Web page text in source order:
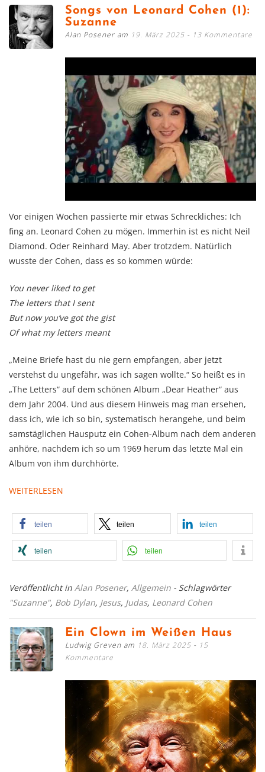
Songs von Leonard Cohen (1):
Suzanne
Alan Posener am 19. März 2025 13 Kommentare
Vor einigen Wochen passierte mir etwas Schreckliches: Ich
fing an. Leonard Cohen zu mögen. Immerhin ist es nicht Neil
Diamond. Oder Reinhard May. Aber trotzdem. Natürlich
wusste der Cohen, dass es so kommen würde:
You never liked to get
The letters that I sent
But now you’ve got the gist
Of what my letters meant
„Meine Briefe hast du nie gern empfangen, aber jetzt
verstehst du ungefähr, was ich sagen wollte.“ So heißt es in
„The Letters“ auf dem schönen Album „Dear Heather“ aus
dem Jahr 2004. Und aus diesem Hinweis mag man ersehen,
dass ich, wie ich so bin, systematisch herangehe, und beim
samstäglichen Hausputz ein Cohen-Album nach dem anderen
anhöre, nachdem ich so um 1969 herum das letzte Mal ein
Album von ihm durchhörte.
WEITERLESEN
teilen teilen teilen
teilen teilen
Veröffentlicht in Alan Posener, Allgemein - Schlagwörter
"Suzanne", Bob Dylan, Jesus, Judas, Leonard Cohen
Ein Clown im Weißen Haus
Ludwig Greven am 18. März 2025
15
Kommentare